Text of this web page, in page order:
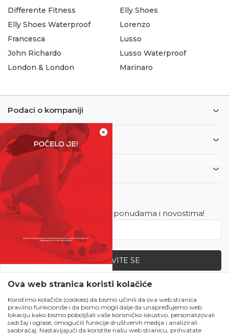
×
SVE UPOLA CIJENE!
Čekanju je kraj!
Počela je omiljena
ljetna akcija u Obući
Metro!
Differente Fitness
Elly Shoes
Elly Shoes Waterproof
Francesca
John Richardo
London & London
Lorenzo
Lusso
Lusso Waterproof
Marinaro
Podaci o kompaniji
Informacije
Korisnički servis
Newsletter
Budite u toku sa najnovijim ponudama i novostima!
PRIJAVITE SE
Zapratite nas
Ova web stranica koristi kolačiće
Koristimo kolačiće (cookies) da bismo učinili da ova web stranica
pravilno funkcioniše i da bismo mogli dalje da unapređujemo web
lokaciju kako bismo poboljšali vaše korisničko iskustvo, personalizovali
sadržaj i oglase, omogućili funkcije društvenih medija i analizirali
saobraćaj. Nastavljajući da koristite našu web stranicu, prihvatate